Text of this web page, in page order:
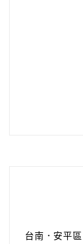
台南．安平